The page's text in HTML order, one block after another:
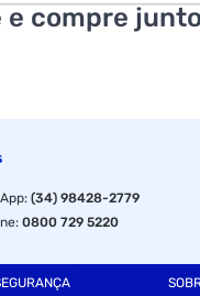
compre junto
:(34) 98428-2779
:0800 729 5220